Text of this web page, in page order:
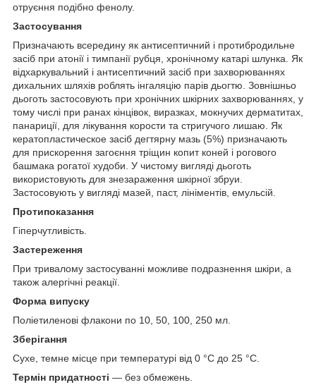
отруєння подібно фенолу.
Застосування
Призначають всередину як антисептичний і протибродильне
засіб при атонії і тимпанії рубця, хронічному катарі шлунка. Як
відхаркувальний і антисептичний засіб при захворюваннях
дихальних шляхів роблять інгаляцію парів дьогтю. Зовнішньо
дьоготь застосовують при хронічних шкірних захворюваннях, у
тому числі при ранах кінцівок, виразках, мокнучих дерматитах,
панариції, для лікування корости та стригучого лишаю. Як
кератопластическое засіб дегтярну мазь (5%) призначають
для прискорення загоєння тріщин копит коней і рогового
башмака рогатої худоби. У чистому вигляді дьоготь
використовують для знезараження шкірної збруи.
Застосовують у вигляді мазей, паст, лініментів, емульсій.
Протипоказання
Гіперчутливість.
Застереження
При тривалому застосуванні можливе подразнення шкіри, а
також алергічні реакції.
Форма випуску
Поліетиленові флакони по 10, 50, 100, 250 мл.
Зберігання
Сухе, темне місце при температурі від 0 °С до 25 °С.
Термін придатності — без обмежень.